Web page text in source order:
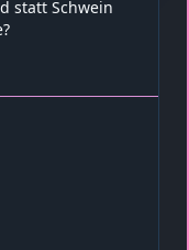
statt Schwein